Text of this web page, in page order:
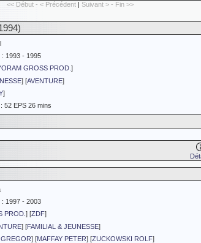
<< Début - < Précédent | Suivant > - Fin >>
1993 - 1995
GROSS PROD. ]
] [AVENTURE]
]
52 EPS 26 mins
1997 - 2003
PROD. ] [ZDF]
] [FAMILIAL & JEUNESSE]
] [MAFFAY PETER] [ZUCKOWSKI ROLF]